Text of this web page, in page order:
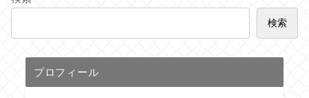
検索
プロフィール